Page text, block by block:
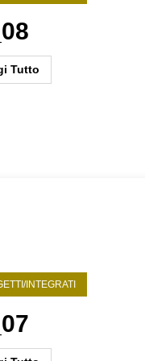
Tutto
INTEGRATI